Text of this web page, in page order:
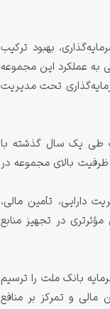
بهبود ترکیب
به عملکرد این مجموعه
تحت مدیریت
طی یک سال گذشته با
که بیانگر ظرفیت بالای مجموعه در
تأمین مالی،
در تجهیز منابع
سرمایه بانک ملت را ترسیم
و تمرکز بر منافع